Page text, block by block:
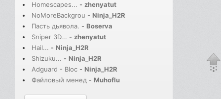
Homescapes... - zhenyatut
NoMoreBackgrou - Ninja_H2R
Пасть дьявола. - Boserva
Sniper 3D... - zhenyatut
Hail... - Ninja_H2R
Shizuku... - Ninja_H2R
Adguard - Bloc - Ninja_H2R
Файловый менед - Muhoflu